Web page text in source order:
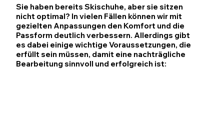
Sie haben bereits Skischuhe, aber sie sitzen
nicht optimal? In vielen Fällen können wir mit
gezielten Anpassungen den Komfort und die
Passform deutlich verbessern. Allerdings gibt
es dabei einige wichtige Voraussetzungen, die
erfüllt sein müssen, damit eine nachträgliche
Bearbeitung sinnvoll und erfolgreich ist: